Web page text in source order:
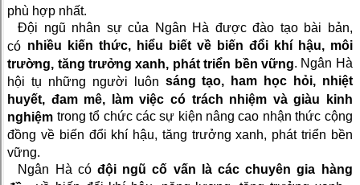
phù hợp nhất.
Đội ngũ nhân sự của Ngân Hà được đào tạo bài bản,
có nhiều kiến thức, hiểu biết về biến đổi khí hậu, môi
trường, tăng trưởng xanh, phát triển bền vững. Ngân Hà
hội tụ những người luôn sáng tạo, ham học hỏi, nhiệt
huyết, đam mê, làm việc có trách nhiệm và giàu kinh
nghiệm trong tổ chức các sự kiện nâng cao nhận thức cộng
đồng về biến đổi khí hậu, tăng trưởng xanh, phát triển bền
vững.
Ngân Hà có đội ngũ cố vấn là các chuyên gia hàng